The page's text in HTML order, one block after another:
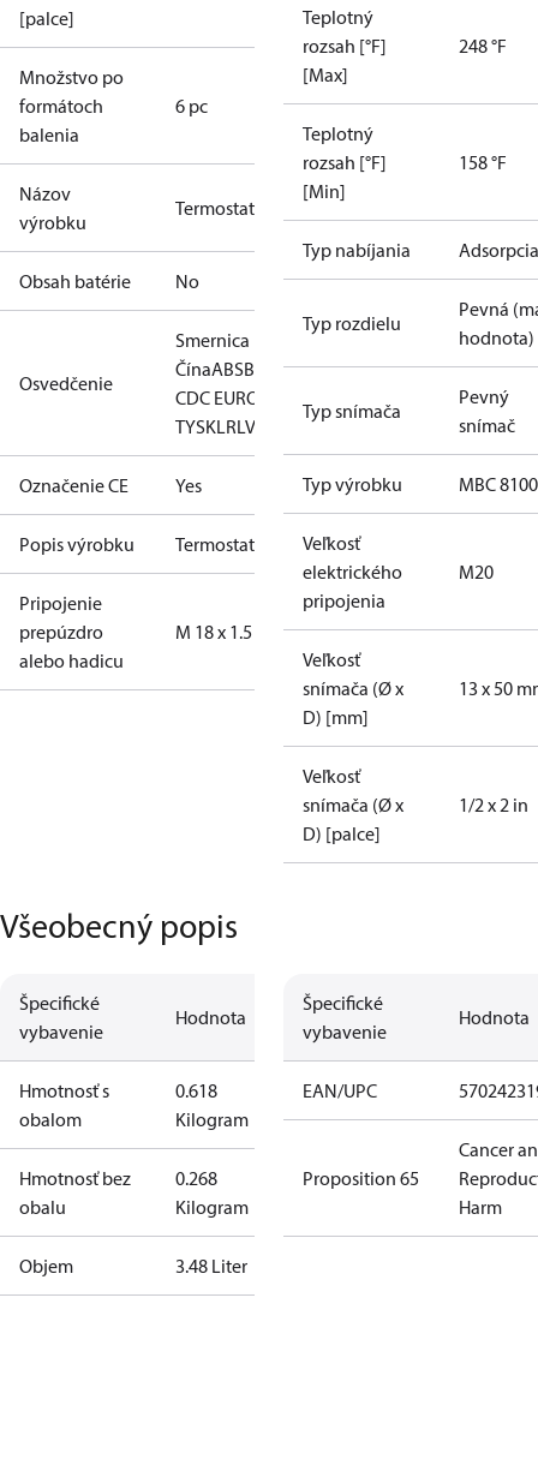
[palce]
Množstvo po
formátoch
balenia
6 pc
Názov
výrobku
Termostat
Obsah batérie No
Osvedčenie
Smernica RoHS
ČínaABSBV CCCCCSCEDNVEACGLKRSLLC
CDC EURO-
TYSKLRLVD RINA TYSK
Označenie CE Yes
Popis výrobku Termostat
Pripojenie
prepúzdro
alebo hadicu
M 18 x 1.5
Teplotný
rozsah [°F]
[Max]
248 °F
Teplotný
rozsah [°F]
[Min]
158 °F
Typ nabíjania Adsorpcia
Typ rozdielu
Pevná
hodnota)
Typ snímača
Pevný
snímač
Typ výrobku MBC 8100
Veľkosť
elektrického
pripojenia
M20
Veľkosť
snímača (Ø x
D) [mm]
13 x 50
Veľkosť
snímača (Ø x
D) [palce]
1/2 x 2 in
Všeobecný popis
Špecifické
vybavenie
Hodnota
Hmotnosť s
obalom
0.618
Kilogram
Hmotnosť bez
obalu
0.268
Kilogram
Objem 3.48 Liter
Špecifické
vybavenie
Hodnota
EAN/UPC
Proposition 65
Cancer
Harm